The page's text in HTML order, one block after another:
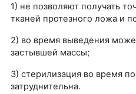
1) не позволяют получать
тканей протезного ложа и
2) во время выведения
застывшей массы;
3) стерилизация во время
затруднительна.